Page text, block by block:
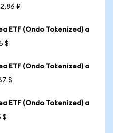
₽
ETF (Ondo Tokenized) a
$
ETF (Ondo Tokenized) a
$
ETF (Ondo Tokenized) a
$